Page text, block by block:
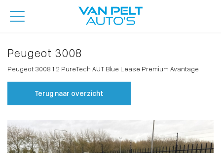
Peugeot 3008
Peugeot 3008 1.2 PureTech AUT Blue Lease Premium Avantage
Terug naar overzicht